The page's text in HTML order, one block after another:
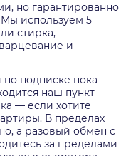
но гарантированно
используем 5
стирка,
и
по подписке пока
наш пункт
— если хотите
В пределах
а разовый обмен с
за пределами